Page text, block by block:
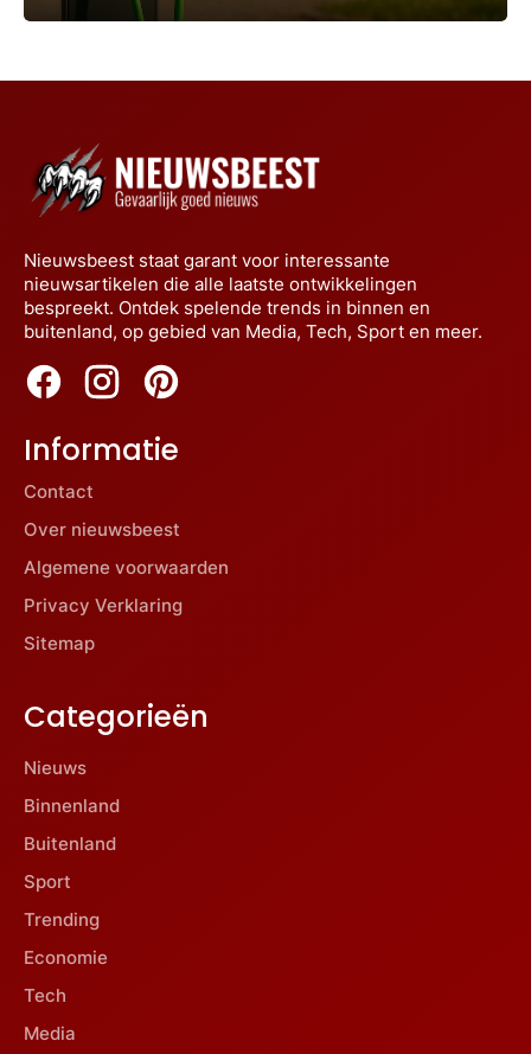
Nieuwsbeest staat garant voor interessante
nieuwsartikelen die alle laatste ontwikkelingen
bespreekt. Ontdek spelende trends in binnen en
buitenland, op gebied van Media, Tech, Sport en meer.
Informatie
Contact
Over nieuwsbeest
Algemene voorwaarden
Privacy Verklaring
Sitemap
Categorieën
Nieuws
Binnenland
Buitenland
Sport
Trending
Economie
Tech
Media